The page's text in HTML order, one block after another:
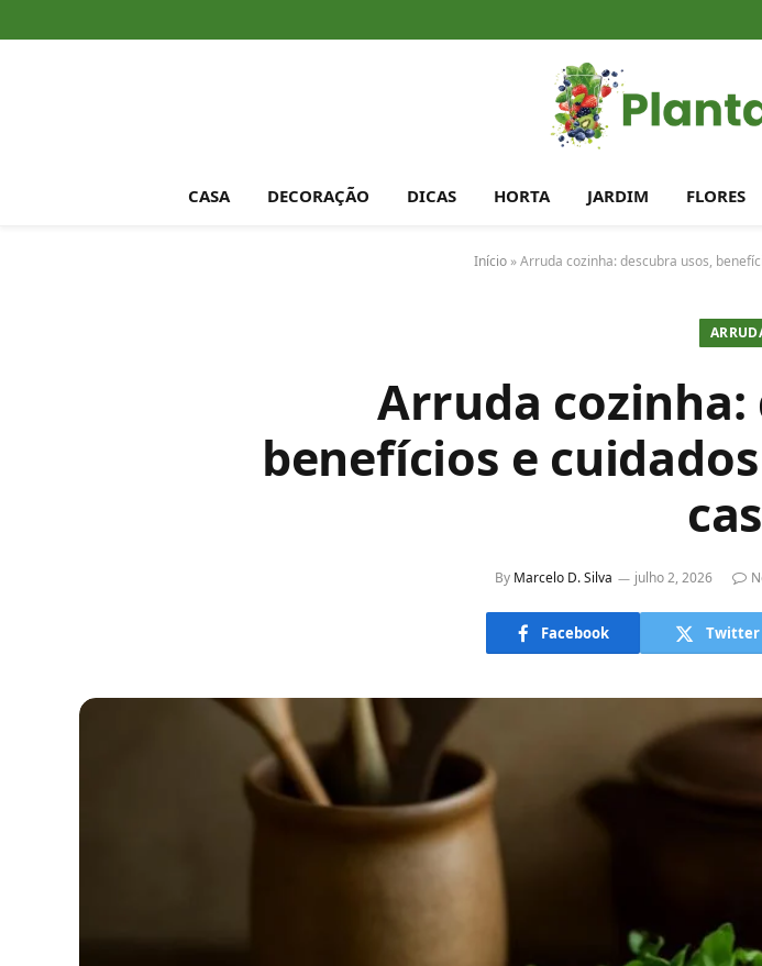
CASA DECORAÇÃO DICAS HORTA JARDIM FLORES
Início »Arruda cozinha: descubra usos,
Arruda cozinha:
benefícios e
By Marcelo D. Silva julho 2, 2026
Facebook Twitter